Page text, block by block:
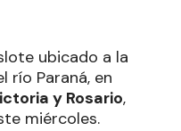
ubicado a la
río Paraná, en
ictoria y Rosario,
miércoles.